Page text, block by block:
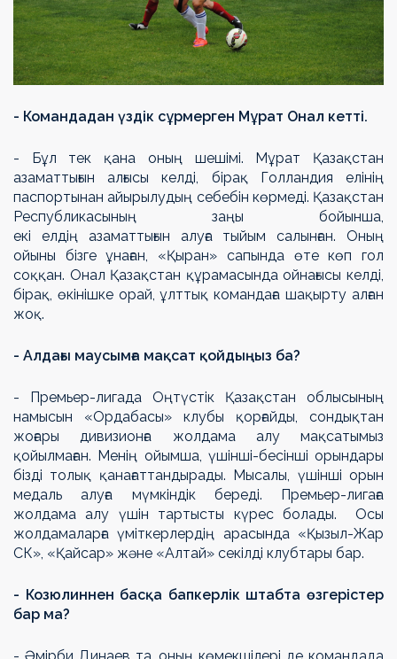
- Командадан үздік сұрмерген Мұрат Онал кетті.
- Бұл тек қана оның шешімі. Мұрат Қазақстан
азаматтығын алғысы келді, бірақ Голландия елінің
паспортынан айырылудың себебін көрмеді. Қазақстан
Республикасының заңы бойынша,
екі елдің азаматтығын алуға тыйым салынған. Оның
ойыны бізге ұнаған, «Қыран» сапында өте көп гол
соққан. Онал Қазақстан құрамасында ойнағысы келді,
бірақ, өкінішке орай, ұлттық командаға шақырту алған
жоқ.
- Алдағы маусымға мақсат қойдыңыз ба?
- Премьер-лигада Оңтүстік Қазақстан облысының
намысын «Ордабасы» клубы қорғайды, сондықтан
жоғары дивизионға жолдама алу мақсатымыз
қойылмаған. Менің ойымша, үшінші-бесінші орындары
бізді толық қанағаттандырады. Мысалы, үшінші орын
медаль алуға мүмкіндік береді. Премьер-лигаға
жолдама алу үшін тартысты күрес болады. Осы
жолдамаларға үміткерлердің арасында «Қызыл-Жар
СК», «Қайсар» және «Алтай» секілді клубтары бар.
- Козюлиннен басқа бапкерлік штабта өзгерістер
бар ма?